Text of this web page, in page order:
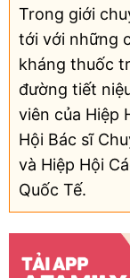
Trong giới
tới với những
kháng thuốc
đường tiết
viên của Hiệp
Hội Bác sĩ
và Hiệp Hội
Quốc Tế.